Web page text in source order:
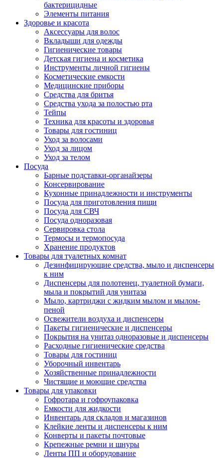
бактерицидные
Элементы питания
Здоровье и красота
Аксессуары для волос
Вкладыши для одежды
Гигиенические товары
Детская гигиена и косметика
Инструменты личной гигиены
Косметические емкости
Медицинские приборы
Средства для бритья
Средства ухода за полостью рта
Тейпы
Техника для красоты и здоровья
Товары для гостиниц
Уход за волосами
Уход за лицом
Уход за телом
Посуда
Барные подставки-органайзеры
Консервирование
Кухонные принадлежности и инструменты
Посуда для приготовления пищи
Посуда для СВЧ
Посуда одноразовая
Сервировка стола
Термосы и термопосуда
Хранение продуктов
Товары для туалетных комнат
Дезинфицирующие средства, мыло и диспенсеры
к ним
Диспенсеры для полотенец, туалетной бумаги,
мыла и покрытий для унитаза
Мыло, картриджи с жидким мылом и мылом-
пеной
Освежители воздуха и диспенсеры
Пакеты гигиенические и диспенсеры
Покрытия на унитаз одноразовые и диспенсеры
Расходные гигиенические средства
Товары для гостиниц
Уборочный инвентарь
Хозяйственные принадлежности
Чистящие и моющие средства
Товары для упаковки
Гофротара и гофроупаковка
Емкости для жидкости
Инвентарь для складов и магазинов
Клейкие ленты и диспенсеры к ним
Конверты и пакеты почтовые
Крепежные ремни и шнуры
Ленты ПП и оборудование